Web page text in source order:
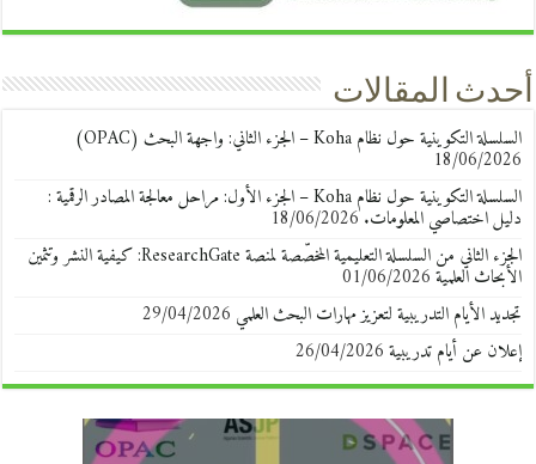
أحدث المقالات
السلسلة التكوينية حول نظام Koha – الجزء الثاني: واجهة البحث (OPAC)
18/06/2026
السلسلة التكوينية حول نظام Koha – الجزء الأول: مراحل معالجة المصادر الرقمية :
دليل اختصاصي المعلومات.18/06/2026
الجزء الثاني من السلسلة التعليمية المخصّصة لمنصة ResearchGate: كيفية النشر وتثمين
الأبحاث العلمية01/06/2026
تجديد الأيام التدريبية لتعزيز مهارات البحث العلمي 29/04/2026
إعلان عن أيام تدريبية26/04/2026